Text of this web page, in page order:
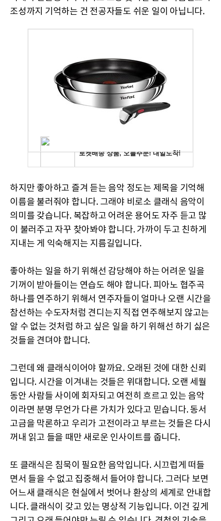
조성까지 기억하는 건 전공자들도 쉬운 일이 아닙니다.
하지만 좋아하고 즐겨 듣는 음악 정도는 제목을 기억해
이름을 불러줘야 합니다. 그래야 비로소 클래식 음악이
의미를 갖습니다. 복잡하고 어려운 용어도 자주 듣고 많
이 불러주고 자꾸 찾아봐야 합니다. 가까이 두고 친하게
지내는 게 익숙해지는 지름길입니다.
좋아하는 일을 하기 위해선 감당해야 하는 어려운 일을
기꺼이 받아들이는 연습도 해야 합니다. 피아노 협주곡
하나를 연주하기 위해서 연주자들이 얼마나 오랜 시간을
참선하는 수도자처럼 견디는지 직접 연주해보지 않고는
알 수 없는 것처럼 하고 싶은 일을 하기 위해선 하기 싫은
것들을 견뎌야 합니다.
그런데 왜 클래식이어야 할까요. 오래된 것에 대한 신뢰
입니다. 시간을 이겨내는 것들은 위대합니다. 오랜 세월
동안 사람들 사이에 회자되고 여전히 흐르고 있는 음악
이라면 분명 무언가 다른 가치가 있다고 믿습니다. 동서
고금을 막론하고 우리가 고전이라고 부르는 것들은 다시
꺼내 읽고 들을 때만 새로운 인사이트를 줍니다.
또 클래식은 침묵이 필요한 음악입니다. 시끄럽게 떠들
면서 들을 수 없고 집중해서 들어야 합니다. 그러다 보면
어느새 클래식은 현실에서 벗어나 환상의 세계로 안내합
니다. 클래식이 갖고 있는 명상적 기능입니다. 이건 깊게